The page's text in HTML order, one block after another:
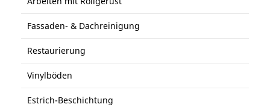
Fassaden- & Dachreinigung
Restaurierung
Vinylböden
Estrich-Beschichtung